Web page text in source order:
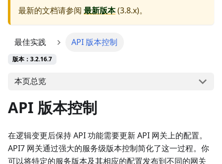
最新的文档请参阅 最新版本(3.8.x)。
最佳实践 API 版本控制
版本：3.2.16.7
本页总览
API 版本控制
在逻辑变更后保持 API 功能需要更新 API 网关上的配置。
API7 网关通过强大的服务级版本控制简化了这一过程。你
可以将特定的服务版本及其相应的配置发布到不同的网关